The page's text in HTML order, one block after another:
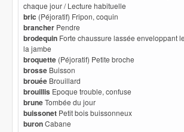
chaque jour / Lecture habituelle
bric (Péjoratif) Fripon, coquin
brancher Pendre
brodequin Forte chaussure lassée enveloppant
la jambe
broquette (Péjoratif) Petite broche
brosse Buisson
brouée Brouillard
brouillis Epoque trouble, confuse
bruneTombée du jour
buissonet Petit bois buissonneux
buronCabane